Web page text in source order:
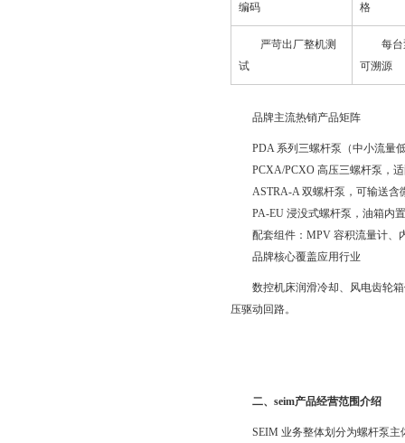
编码
格
严苛出厂整机测
试
每
可溯源
品牌主流热销产品矩阵
PDA 系列三螺杆泵（中小流量
PCXA/PCXO 高压三螺杆泵，
ASTRA-A 双螺杆泵，可输送含
PA-EU 浸没式螺杆泵，油箱内
配套组件：MPV 容积流量计、
品牌核心覆盖应用行业
数控机床润滑冷却、风电齿轮
压驱动回路。
二、seim产品经营范围介绍
SEIM 业务整体划分为螺杆泵